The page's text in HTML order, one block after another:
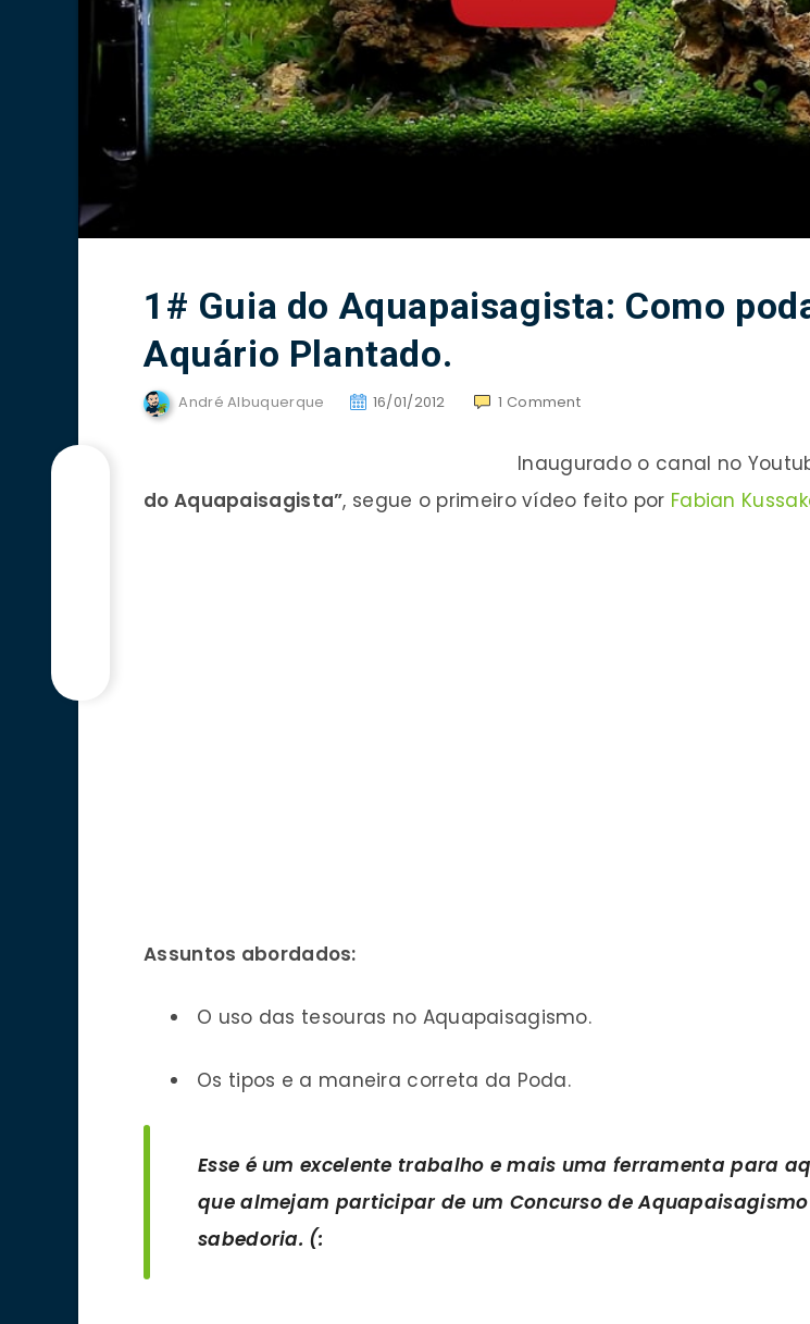
1# Guia do Aquapaisagista: Como
Aquário Plantado.
André Albuquerque 16/01/2012 1 Comment
Inaugurado o canal no
do Aquapaisagista”, segue o primeiro vídeo feito por Fabian
Assuntos abordados:
O uso das tesouras no Aquapaisagismo.
Os tipos e a maneira correta da Poda.
Esse é um excelente trabalho e mais uma ferramenta para
que almejam participar de um Concurso de
sabedoria. (: